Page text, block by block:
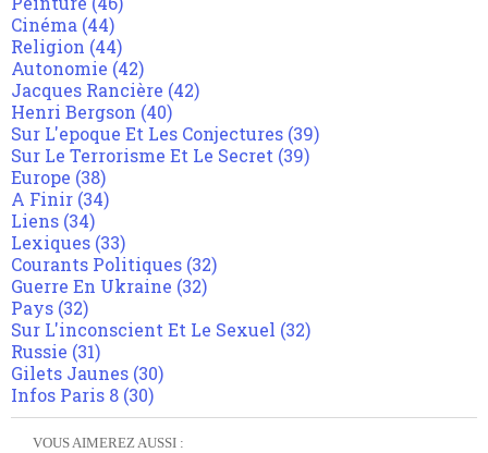
VOUS AIMEREZ AUSSI :
Cinéma (44)
Religion (44)
Autonomie (42)
Jacques Rancière (42)
Henri Bergson (40)
Sur L'epoque Et Les Conjectures (39)
Sur Le Terrorisme Et Le Secret (39)
Europe (38)
A Finir (34)
Liens (34)
Lexiques (33)
Courants Politiques (32)
Guerre En Ukraine (32)
Pays (32)
Sur L'inconscient Et Le Sexuel (32)
Russie (31)
Gilets Jaunes (30)
Infos Paris 8 (30)